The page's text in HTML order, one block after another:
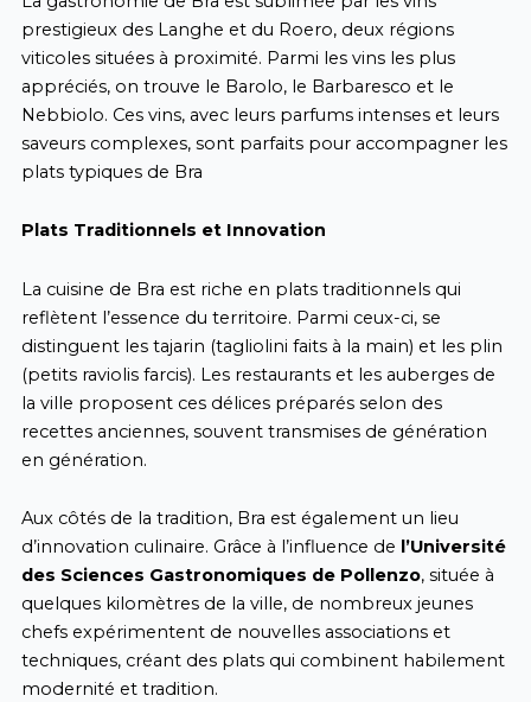
prestigieux des Langhe et du Roero, deux régions
viticoles situées à proximité. Parmi les vins les plus
appréciés, on trouve le Barolo, le Barbaresco et le
Nebbiolo. Ces vins, avec leurs parfums intenses et leurs
saveurs complexes, sont parfaits pour accompagner les
plats typiques de Bra
Plats Traditionnels et Innovation
La cuisine de Bra est riche en plats traditionnels qui
reflètent l’essence du territoire. Parmi ceux-ci, se
distinguent les tajarin (tagliolini faits à la main) et les plin
(petits raviolis farcis). Les restaurants et les auberges de
la ville proposent ces délices préparés selon des
recettes anciennes, souvent transmises de génération
en génération.
Aux côtés de la tradition, Bra est également un lieu
d’innovation culinaire. Grâce à l’influence de l’Université
des Sciences Gastronomiques de Pollenzo, située à
quelques kilomètres de la ville, de nombreux jeunes
chefs expérimentent de nouvelles associations et
techniques, créant des plats qui combinent habilement
modernité et tradition.